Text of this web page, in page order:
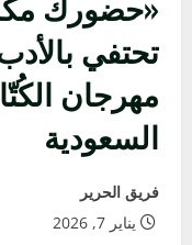
تحتفي
مهرجان
السعودية
فريق الحرير
يناير 7, 2026